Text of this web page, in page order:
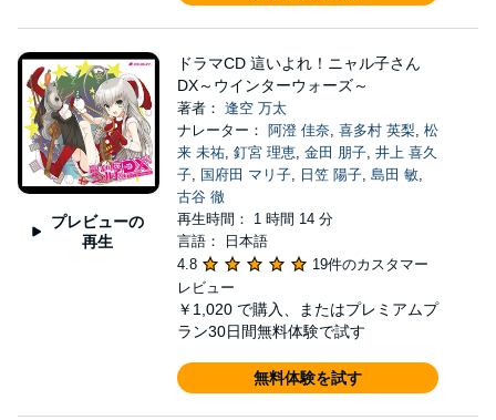
プレビューの
再生
ドラマCD 這いよれ！ニャル子さん
DX～ウインターウォーズ～
著者： 逢空 万太
ナレーター： 阿澄 佳奈, 喜多村 英梨, 松
来 未祐, 釘宮 理恵, 金田 朋子, 井上 喜久
子, 国府田 マリ子, 日笠 陽子, 島田 敏,
古谷 徹
再生時間： 1 時間 14 分
言語： 日本語
4.8
19件のカスタマー
レビュー
￥1,020 で購入、またはプレミアムプ
ラン30日間無料体験で試す
無料体験を試す